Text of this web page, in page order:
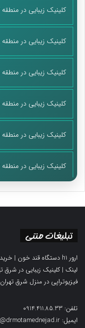
کلینیک زیبایی در منطقه 17
کلینیک زیبایی در منطقه 18
کلینیک زیبایی در منطقه 19
کلینیک زیبایی در منطقه 20
کلینیک زیبایی در منطقه 21
کلینیک زیبایی در منطقه 22
تبلیغات متنی
ارور h1 دستگاه قند خون |
لینک |کلینیک زیبایی در شرق
فیزیوتراپی در منزل شرق تهران
تلفن: 0914.411.85.33
ایمیل: info@drmotamednejad.ir